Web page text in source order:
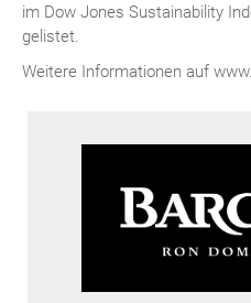
im Dow Jones Sustainability
gelistet.
Weitere Informationen auf